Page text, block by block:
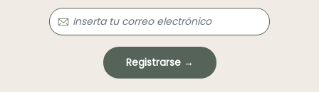
Registrarse →